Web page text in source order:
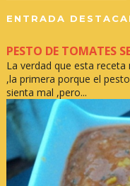
ENTRADA
PESTO DE TOMATES
La verdad que esta
,la primera porque el
sienta mal ,pero...